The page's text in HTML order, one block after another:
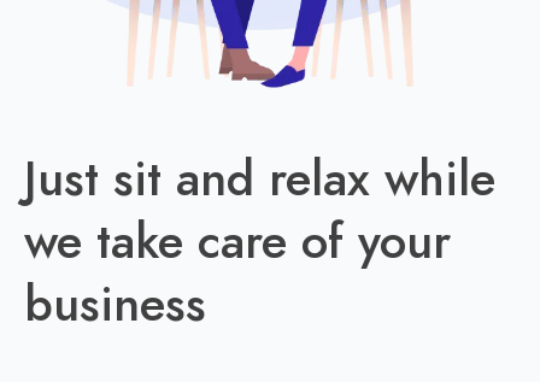
Just sit and relax while
we take care of your
business